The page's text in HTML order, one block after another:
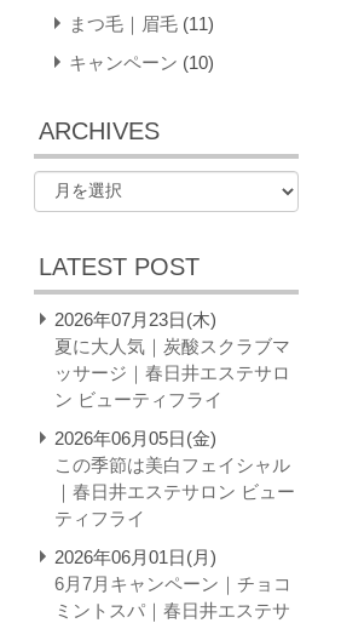
まつ毛｜眉毛(11)
キャンペーン (10)
ARCHIVES
LATEST POST
2026年07月23日(木)
夏に大人気｜炭酸スクラブマ
ッサージ｜春日井エステサロ
ン ビューティフライ
2026年06月05日(金)
この季節は美白フェイシャル
｜春日井エステサロン ビュー
ティフライ
2026年06月01日(月)
6月7月キャンペーン｜チョコ
ミントスパ｜春日井エステサ